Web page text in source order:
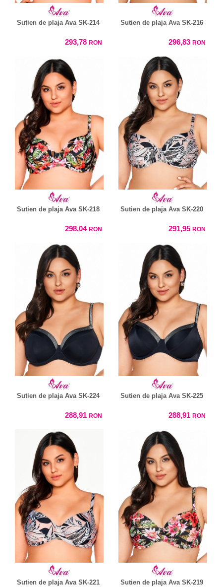
Sutien de plaja Ava SK-214
293,78 RON
Sutien de plaja Ava SK-216
296,83 RON
Sutien de plaja Ava SK-218
298,04 RON
Sutien de plaja Ava SK-220
291,95 RON
Sutien de plaja Ava SK-224
288,91 RON
Sutien de plaja Ava SK-225
288,91 RON
Sutien de plaja Ava SK-221 Sutien de plaja Ava SK-219